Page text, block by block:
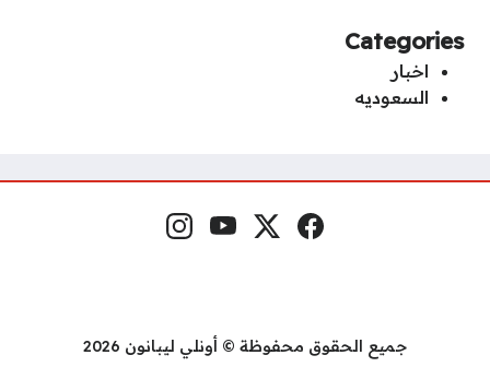
Categories
اخبار
السعوديه
مواقع التواصل فيسبوكمنصة إكس
يوتيوبإنستغرام
جميع الحقوق محفوظة © أونلي ليبانون 2026